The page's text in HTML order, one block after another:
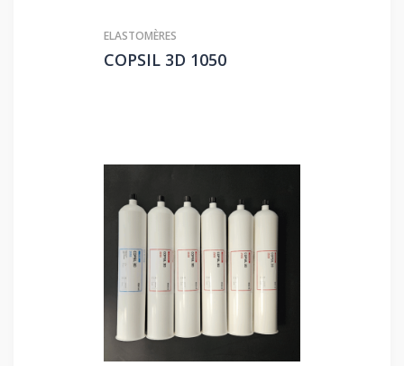
ELASTOMÈRES
COPSIL 3D 1050